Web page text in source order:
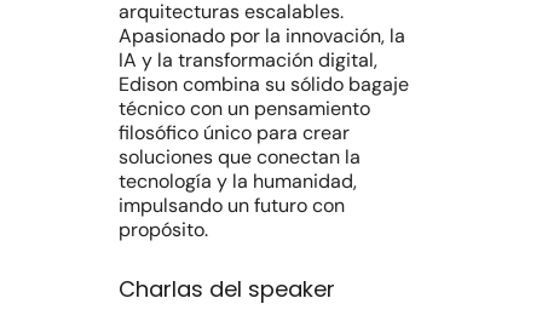
arquitecturas escalables.
Apasionado por la innovación, la
IA y la transformación digital,
Edison combina su sólido bagaje
técnico con un pensamiento
filosófico único para crear
soluciones que conectan la
tecnología y la humanidad,
impulsando un futuro con
propósito.
Charlas del speaker